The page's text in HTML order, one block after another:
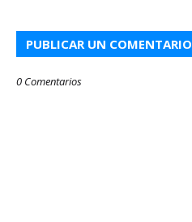
PUBLICAR UN COMENTARIO
0 Comentarios